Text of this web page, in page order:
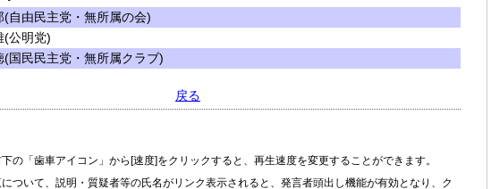
自由民主党・無所属の会)
公明党)
国民民主党・無所属クラブ)
戻る
下の「歯車アイコン」から[速度]をクリックすると、再生速度を変更することができます。
について、説明・質疑者等の氏名がリンク表示されると、発言者頭出し機能が有効となり、ク